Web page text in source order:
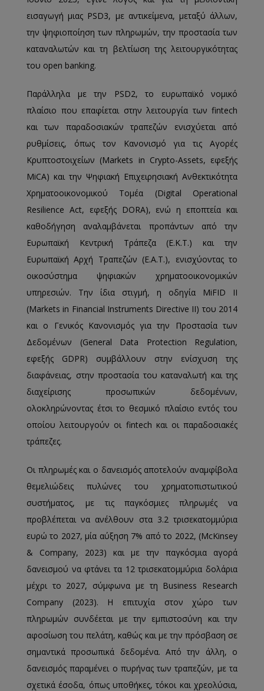
εισαγωγή μιας PSD3, με αντικείμενα, μεταξύ άλλων,
την ψηφιοποίηση των πληρωμών, την προστασία των
καταναλωτών και τη βελτίωση της λειτουργικότητας
του open banking.
Παράλληλα με την PSD2, το ευρωπαϊκό νομικό
πλαίσιο που επαφίεται στην λειτουργία των fintech
και των παραδοσιακών τραπεζών ενισχύεται από
ρυθμίσεις, όπως τον Κανονισμό για τις Αγορές
Κρυπτοστοιχείων (Markets in Crypto-Assets, εφεξής
MiCA) και την Ψηφιακή Επιχειρησιακή Ανθεκτικότητα
Χρηματοοικονομικού Τομέα (Digital Operational
Resilience Act, εφεξής DORA), ενώ η εποπτεία και
καθοδήγηση αναλαμβάνεται προπάντων από την
Ευρωπαϊκή Κεντρική Τράπεζα (Ε.Κ.Τ.) και την
Ευρωπαϊκή Αρχή Τραπεζών (Ε.Α.Τ.), ενισχύοντας το
οικοσύστημα ψηφιακών χρηματοοικονομικών
υπηρεσιών. Την ίδια στιγμή, η οδηγία MiFID II
(Markets in Financial Instruments Directive II) του 2014
και o Γενικός Κανονισμός για την Προστασία των
Δεδομένων (General Data Protection Regulation,
εφεξής GDPR) συμβάλλουν στην ενίσχυση της
διαφάνειας, στην προστασία του καταναλωτή και της
διαχείρισης προσωπικών δεδομένων,
ολοκληρώνοντας έτσι το θεσμικό πλαίσιο εντός του
οποίου λειτουργούν οι fintech και οι παραδοσιακές
τράπεζες.
Οι πληρωμές και ο δανεισμός αποτελούν αναμφίβολα
θεμελιώδεις πυλώνες του χρηματοπιστωτικού
συστήματος, με τις παγκόσμιες πληρωμές να
προβλέπεται να ανέλθουν στα 3.2 τρισεκατομμύρια
ευρώ το 2027, μία αύξηση 7% από το 2022, (McKinsey
& Company, 2023) και με την παγκόσμια αγορά
δανεισμού να φτάνει τα 12 τρισεκατομμύρια δολάρια
μέχρι το 2027, σύμφωνα με τη Business Research
Company (2023). Η επιτυχία στον χώρο των
πληρωμών συνδέεται με την εμπιστοσύνη και την
αφοσίωση του πελάτη, καθώς και με την πρόσβαση σε
σημαντικά προσωπικά δεδομένα. Από την άλλη, ο
δανεισμός παραμένει ο πυρήνας των τραπεζών, με τα
σχετικά έσοδα, όπως υποθήκες, τόκοι και χρεολύσια,